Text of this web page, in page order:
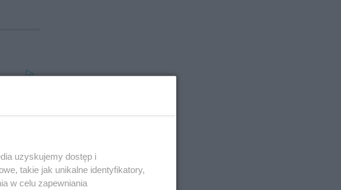
uzyskujemy dostęp i
takie jak unikalne identyfikatory,
w celu zapewniania